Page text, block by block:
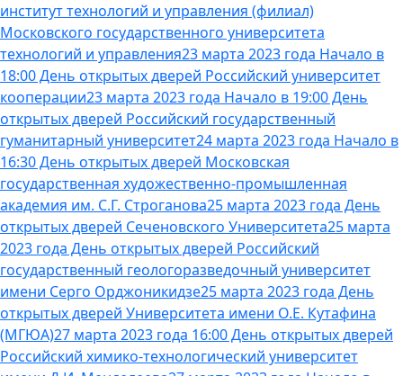
институт технологий и управления (филиал)
Московского государственного университета
технологий и управления23 марта 2023 года Начало в
18:00 День открытых дверей Российский университет
кооперации23 марта 2023 года Начало в 19:00 День
открытых дверей Российский государственный
гуманитарный университет24 марта 2023 года Начало в
16:30 День открытых дверей Московская
государственная художественно-промышленная
академия им. С.Г. Строганова25 марта 2023 года День
открытых дверей Сеченовского Университета25 марта
2023 года День открытых дверей Российский
государственный геологоразведочный университет
имени Серго Орджоникидзе25 марта 2023 года День
открытых дверей Университета имени О.Е. Кутафина
(МГЮА)27 марта 2023 года 16:00 День открытых дверей
Российский химико-технологический университет